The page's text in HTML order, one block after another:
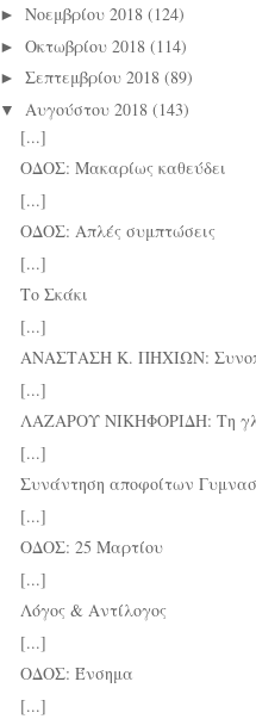
► Νοεμβρίου 2018 (124)
► Οκτωβρίου 2018 (114)
► Σεπτεμβρίου 2018 (89)
▼ Αυγούστου 2018 (143)
[...]
ΟΔΟΣ: Μακαρίως καθεύδει
[...]
ΟΔΟΣ: Απλές συμπτώσεις
[...]
Το Σκάκι
[...]
ΑΝΑΣΤΑΣΗ Κ. ΠΗΧΙΩΝ:
[...]
ΛΑΖΑΡΟΥ ΝΙΚΗΦΟΡΙΔΗ: Τη
[...]
Συνάντηση αποφοίτων
[...]
ΟΔΟΣ: 25 Μαρτίου
[...]
Λόγος & Αντίλογος
[...]
ΟΔΟΣ: Ένσημα
[...]